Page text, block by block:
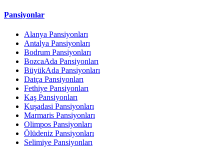
Pansiyonlar
Alanya Pansiyonları
Antalya Pansiyonları
Bodrum Pansiyonları
BozcaAda Pansiyonları
BüyükAda Pansiyonları
Datça Pansiyonları
Fethiye Pansiyonları
Kaş Pansiyonları
Kuşadasi Pansiyonları
Marmaris Pansiyonları
Olimpos Pansiyonları
Ölüdeniz Pansiyonları
Selimiye Pansiyonları